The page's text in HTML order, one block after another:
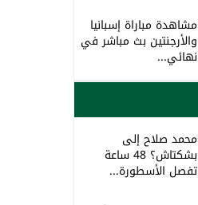
مشاهدة مباراة إسبانيا
والأرجنتين بث مباشر في
نهائي...
محمد صلاح إلى
بشكتاش؟ 48 ساعة
تفصل الأسطورة...